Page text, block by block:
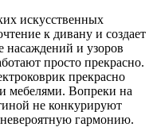
искусственных
к дивану и создает
насаждений и узоров
просто прекрасно.
прекрасно
мебелями. Вопреки на
не конкурируют
гармонию.